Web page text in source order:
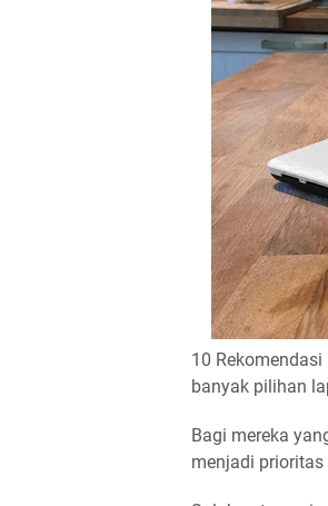
10
banyak pilihan
Bagi mereka
menjadi prioritas